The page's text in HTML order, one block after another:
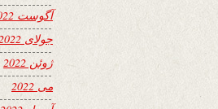
آگوست 2022
جولای 2022
ژوئن 2022
می 2022